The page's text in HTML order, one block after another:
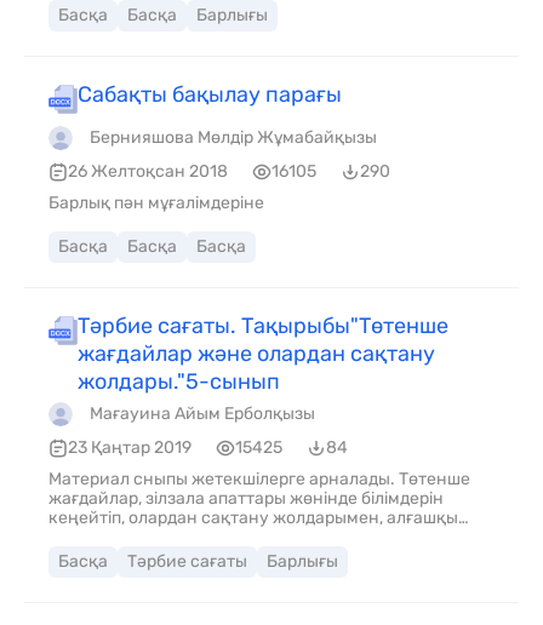
Басқа Басқа Барлығы
Сабақты бақылау парағы
Бернияшова Мөлдір Жұмабайқызы
26 Желтоқсан 2018
16105
290
Барлық пән мұғалімдеріне
Басқа Басқа Басқа
Тәрбие сағаты. Тақырыбы"Төтенше
жағдайлар және олардан сақтану
жолдары."5-сынып
Мағауина Айым Ерболқызы
23 Қаңтар 2019
15425
84
Материал сныпы жетекшілерге арналады. Төтенше
жағдайлар, зілзала апаттары жөнінде білімдерін
кеңейтіп, олардан сақтану жолдарымен, алғашқы
Оқушыларды төтенше жағдай кезінде қауіпсіздік
шараларын дұрыс қолдануға үйрету
Басқа Тәрбие сағаты Барлығы